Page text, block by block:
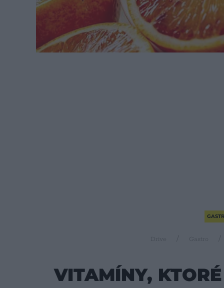
Drive Gastro
VITAMÍNY,